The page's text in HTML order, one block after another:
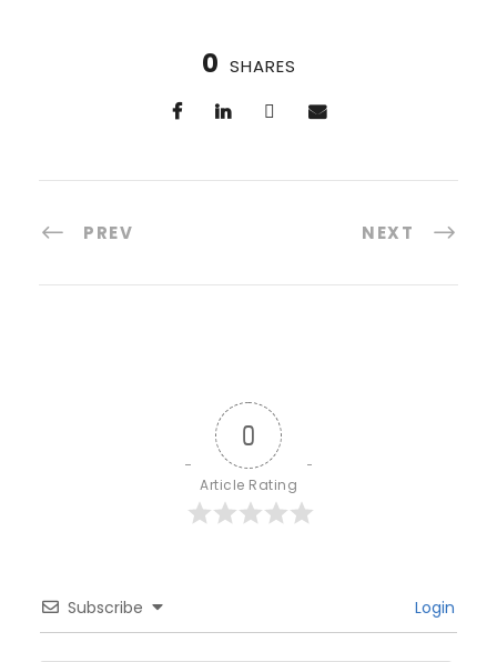
0 SHARES
PREV NEXT
0
Article Rating
Subscribe Login